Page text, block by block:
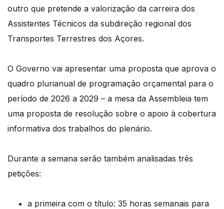
outro que pretende a valorização da carreira dos
Assistentes Técnicos da subdireção regional dos
Transportes Terrestres dos Açores.
O Governo vai apresentar uma proposta que aprova o
quadro plurianual de programação orçamental para o
período de 2026 a 2029 – a mesa da Assembleia tem
uma proposta de resolução sobre o apoio à cobertura
informativa dos trabalhos do plenário.
Durante a semana serão também analisadas três
petições:
a primeira com o título: 35 horas semanais para